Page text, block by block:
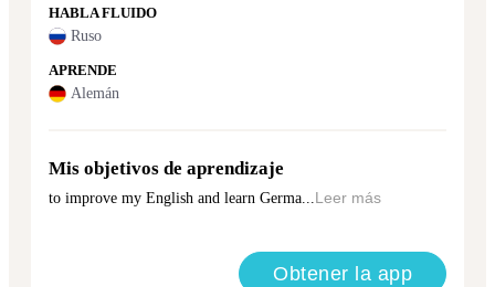
HABLA FLUIDO
Ruso
APRENDE
Alemán
Mis objetivos de aprendizaje
to improve my English and learn Germa...Leer más
Obtener la app